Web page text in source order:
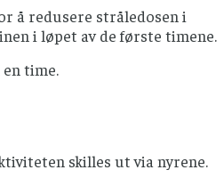
å redusere stråledosen i
i løpet av de første timene.
time.
skilles ut via nyrene.